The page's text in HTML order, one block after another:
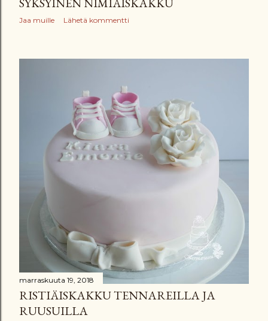
Jaa muille Lähetä kommentti
marraskuuta 19, 2018
RISTIÄISKAKKU TENNAREILLA JA
RUUSUILLA